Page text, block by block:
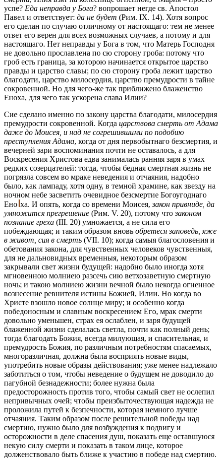
успе? Еда неправда у Бога? вопрошает негде св. Апостол
Павел и ответствует: да не будет (Рим. IX. 14). Хотя вопрос
его сделан по случаю отличному от настоящаго: тем не менее
ответ его верен для всех возможных случаев, а потому и для
настоящаго. Нет неправды у Бога в том, что Матерь Господня
не довольно прославлена по сю сторону гроба: потому что
гроб есть граница, за которою начинается открытое царство
правды и царство славы; по сю сторону гроба лежит царство
благодати, царство милосердия, царство премудрости в тайне
сокровенной. Но для чего-же так приближено блаженство
Еноха, для чего так ускорена слава Илии?
Сие сделано именно по закону царства благодати, милосердия
премудрости сокровенной. Когда царствова смерть от Адама
даже до Моисея, и над не согрешившими по подобию
преступления Адама, когда от дня первобытнаго безсмертия, и
вечерней зари воспоминания почти не оставалось, а для
Воскресения Христова едва занималась ранняя заря в умах
редких созерцателей: тогда, чтобы бедная смертная жизнь не
погрязла совсем во мраке неведения и отчаяния, надобно
было, как лампаду, хотя одну, в темной храмине, как звезду на
ночном небе засветить очевидное безсмертие Богоугоднаго
Ено ха. И опять, когда со времени Моисея,закон привниде, да
умножится прегрешение (Рим. V. 20), потому чтозаконом
познание греха (III. 20) умножается, а не сила его
побеждающая; и таким образом вновь обретеся заповедь, яже
в живот, сия в смерть (VII. 10); когда самыя благословения и
обетования закона, для чувственных человеков чувственныя,
для не дальновидных временныя, некоторым образом
закрывали свет жизни будущей: надобно было иногда хотя
мгновенною молниею разсечь сию ветхозаветную смертную
ночь; и такою молниею жизни вечной было некогда огненное
вознесение ревнителя истины Божией, Илии. Но когда во
Христе взошло новое солнце миру; и особенно когда
победоносным и славным воскресением Его, мрак смерти
довольно уменьшен, страх ея ослаблен, и заря будущей
блаженной жизни сделалась светла, почти как полный день;
тогда благодать Божия, всегда милующая, и спасительная, и
премудрость Божия, по различным потребностям спасаемых,
многоразличная, должна была восприять новые виды,
употребить новые образы действования; уже менее надлежало
заботиться о том, чтобы неведение о будущем не доводило до
пагубной безнадежности; более нужна была
предосторожность против того, чтобы самый свет не ослепил
непривычных очей; чтобы преизбыточествующая надежда не
проложила путей к безпечности, которая немного лучше
отчаяния. Таким образом после решительной победы над
смертию, нужно было для возбуждения к подвигу и
осторожности в деле спасения душ, показать еще оставшуюся
некую силу смерти и показать в таком лице, которое
долженствовало быть ближе к участию в победе над смертию.